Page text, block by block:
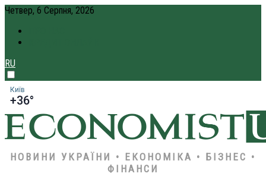
Четвер, 6 Серпня, 2026
RU
Київ
+36°
НОВИНИ УКРАЇНИ • ЕКОНОМІКА • БІЗНЕС •
ФІНАНСИ